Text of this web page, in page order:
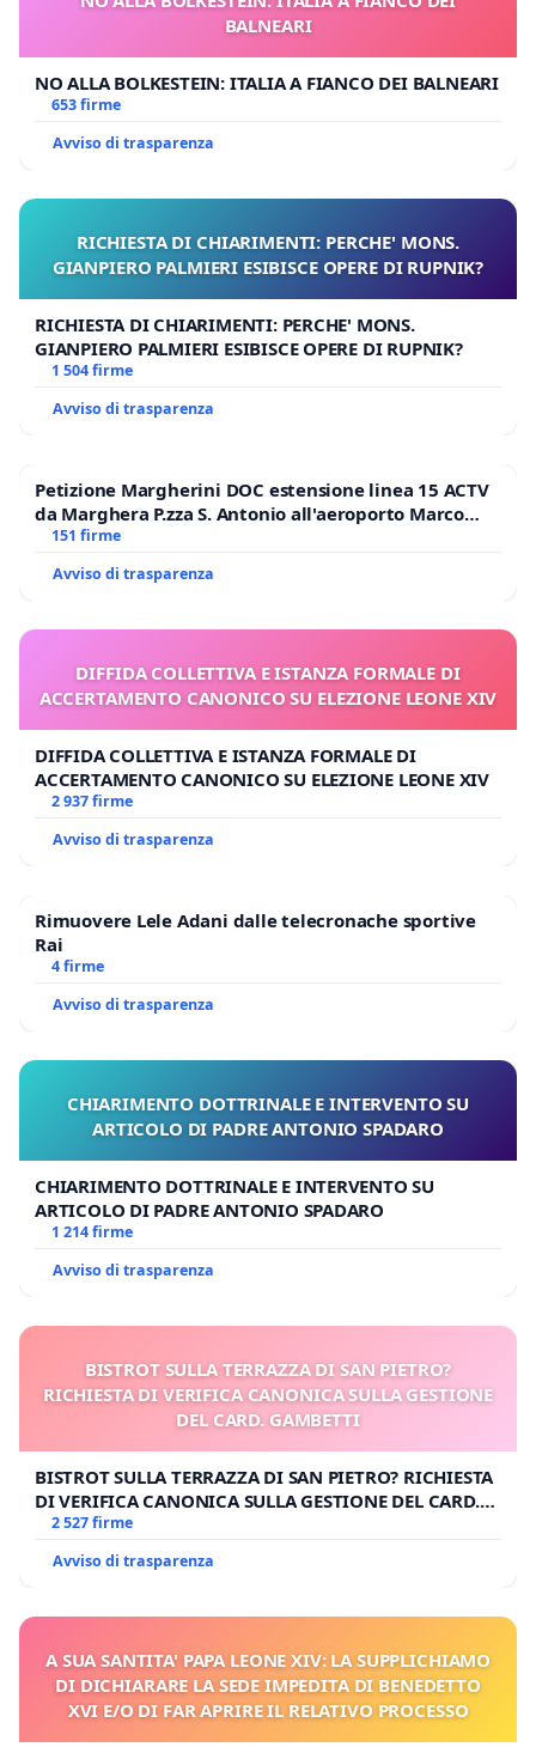
BALNEARI
NO ALLA BOLKESTEIN: ITALIA A FIANCO DEI BALNEARI
653 firme
Avviso di trasparenza
RICHIESTA DI CHIARIMENTI: PERCHE' MONS.
GIANPIERO PALMIERI ESIBISCE OPERE DI RUPNIK?
RICHIESTA DI CHIARIMENTI: PERCHE' MONS.
GIANPIERO PALMIERI ESIBISCE OPERE DI RUPNIK?
1 504 firme
Avviso di trasparenza
Petizione Margherini DOC estensione linea 15 ACTV
da Marghera P.zza S. Antonio all'aeroporto Marco
Polo tariffa a € 1,50
151 firme
Avviso di trasparenza
DIFFIDA COLLETTIVA E ISTANZA FORMALE DI
ACCERTAMENTO CANONICO SU ELEZIONE LEONE XIV
DIFFIDA COLLETTIVA E ISTANZA FORMALE DI
ACCERTAMENTO CANONICO SU ELEZIONE LEONE XIV
2 937 firme
Avviso di trasparenza
Rimuovere Lele Adani dalle telecronache sportive
Rai
4 firme
Avviso di trasparenza
CHIARIMENTO DOTTRINALE E INTERVENTO SU
ARTICOLO DI PADRE ANTONIO SPADARO
CHIARIMENTO DOTTRINALE E INTERVENTO SU
ARTICOLO DI PADRE ANTONIO SPADARO
1 214 firme
Avviso di trasparenza
BISTROT SULLA TERRAZZA DI SAN PIETRO?
RICHIESTA DI VERIFICA CANONICA SULLA GESTIONE
DEL CARD. GAMBETTI
BISTROT SULLA TERRAZZA DI SAN PIETRO? RICHIESTA
DI VERIFICA CANONICA SULLA GESTIONE DEL CARD.
GAMBETTI
2 527 firme
Avviso di trasparenza
A SUA SANTITA' PAPA LEONE XIV: LA SUPPLICHIAMO
DI DICHIARARE LA SEDE IMPEDITA DI BENEDETTO
XVI E/O DI FAR APRIRE IL RELATIVO PROCESSO